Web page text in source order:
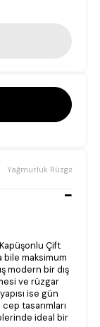
Yağmurluk Rüzgarlık
Çift
bile maksimum
modern bir dış
ve rüzgar
ise gün
tasarımları
ideal bir